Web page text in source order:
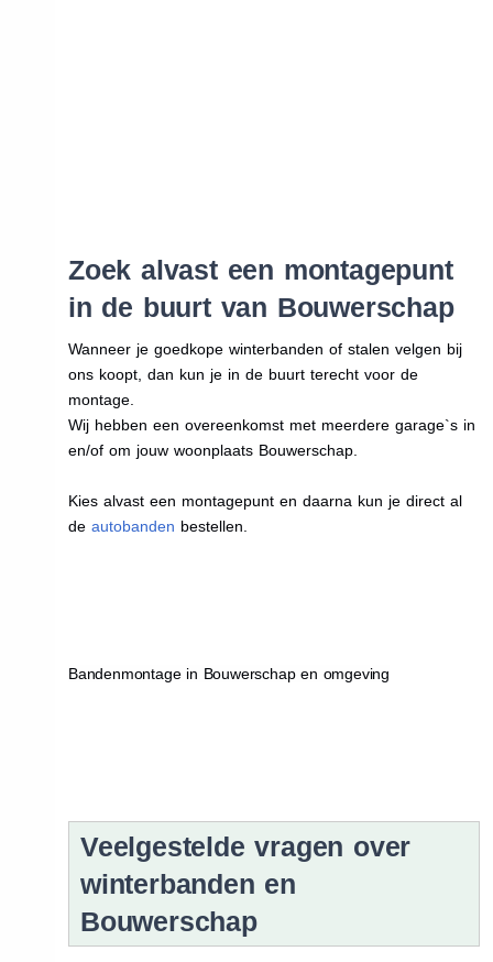
Zoek alvast een montagepunt
in de buurt van Bouwerschap
Wanneer je goedkope winterbanden of stalen velgen bij
ons koopt, dan kun je in de buurt terecht voor de
montage.
Wij hebben een overeenkomst met meerdere garage`s in
en/of om jouw woonplaats Bouwerschap.
Kies alvast een montagepunt en daarna kun je direct al
de autobanden bestellen.
Bandenmontage in Bouwerschap en omgeving
Veelgestelde vragen over
winterbanden en
Bouwerschap